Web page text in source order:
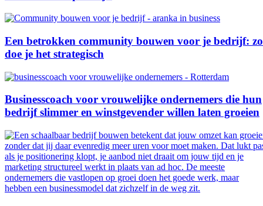
Een betrokken community bouwen voor je bedrijf: zo
doe je het strategisch
Businesscoach voor vrouwelijke ondernemers die hun
bedrijf slimmer en winstgevender willen laten groeien